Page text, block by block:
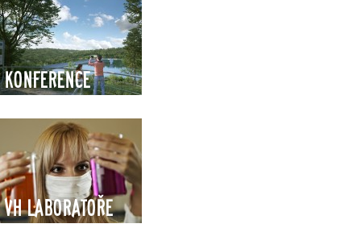
Konference
VH Laboratoře